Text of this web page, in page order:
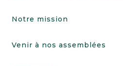
Notre mission
Venir à nos assemblées